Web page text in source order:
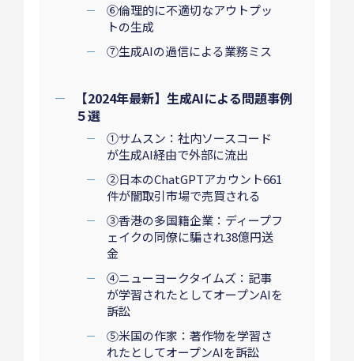
⑥倫理的に不適切なアウトプッ
トの生成
⑦生成AIの過信による業務ミス
【2024年最新】生成AIによる問題事例
５選
①サムスン：社内ソースコード
が生成AI経由で外部に流出
②日本のChatGPTアカウント661
件が闇取引市場で売買される
③香港の多国籍企業：ディープフ
ェイクの同僚に騙され38億円送
金
④ニューヨークタイムズ：記事
が学習されたとしてオープンAIを
訴訟
⑤米国の作家：著作物を学習さ
れたとしてオープンAIを訴訟